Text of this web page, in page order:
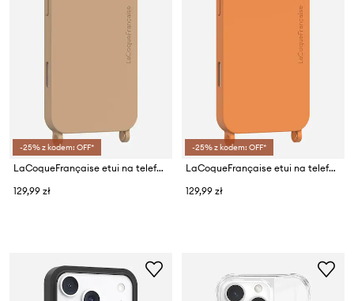
-25% z kodem: OFF*
LaCoqueFrançaise etui na telefon IPHONE 17 PRO
129,99 zł
-25% z kodem: OFF*
LaCoqueFrançaise etui na telefon IPHONE 17 PRO
129,99 zł